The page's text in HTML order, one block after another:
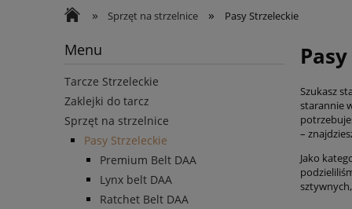
» Sprzęt na strzelnice » Pasy Strzeleckie
Menu
Tarcze Strzeleckie
Zaklejki do tarcz
Sprzęt na strzelnice
Pasy Strzeleckie
Premium Belt DAA
Lynx belt DAA
Ratchet Belt DAA
Szukasz
starannie
–
Jako